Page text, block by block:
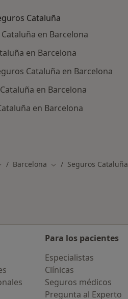
Cataluña
en Barcelona
en Barcelona
Cataluña en Barcelona
en Barcelona
en Barcelona
de ciudad
Barcelona Cambiar de ciudad
Seguros Cataluña
Para los pacientes
Especialistas
Clínicas
Seguros médicos
Pregunta al Experto